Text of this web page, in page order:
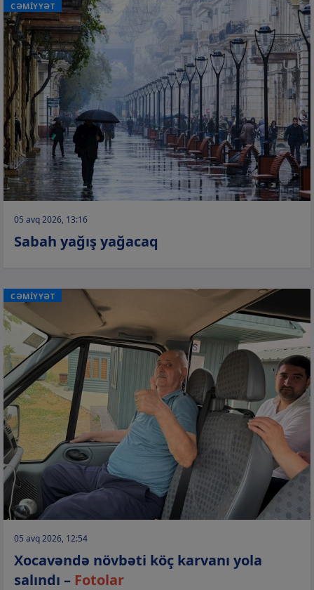
CƏMİYYƏT
05 avq 2026, 13:16
Sabah yağış yağacaq
CƏMİYYƏT
05 avq 2026, 12:54
Xocavəndə növbəti köç karvanı yola
salındı – Fotolar